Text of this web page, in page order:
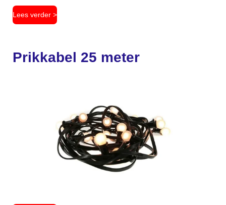
Lees verder >
Prikkabel 25 meter